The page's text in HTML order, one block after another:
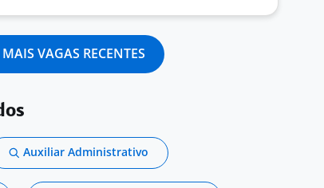
MAIS VAGAS RECENTES
Auxiliar Administrativo